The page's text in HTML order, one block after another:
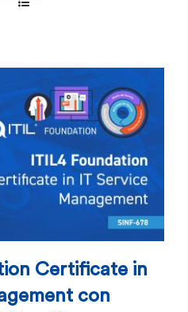
Certificate in
con